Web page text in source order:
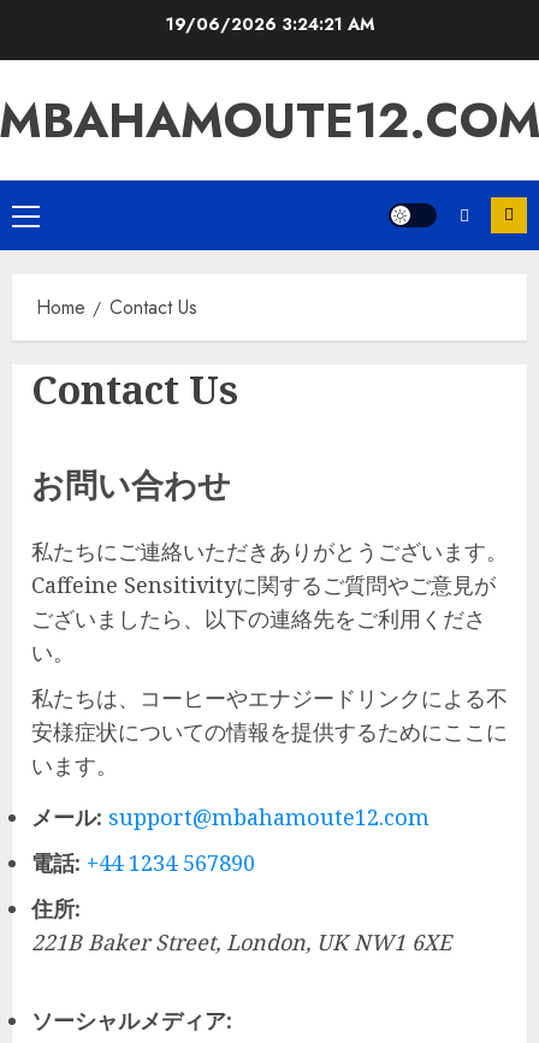
19/06/2026 3:24:21 AM
Primary
Menu
Home Contact Us
Contact Us
お問い合わせ
私たちにご連絡いただきありがとうございます。
Caffeine Sensitivityに関するご質問やご意見が
ございましたら、以下の連絡先をご利用くださ
い。
私たちは、コーヒーやエナジードリンクによる不
安様症状についての情報を提供するためにここに
います。
メール: support@mbahamoute12.com
電話: +44 1234 567890
住所:
221B Baker Street, London, UK NW1 6XE
ソーシャルメディア: